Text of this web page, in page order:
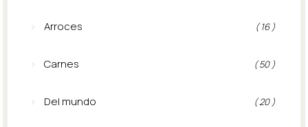
Arroces ( 16 )
Carnes ( 50 )
Del mundo ( 20 )